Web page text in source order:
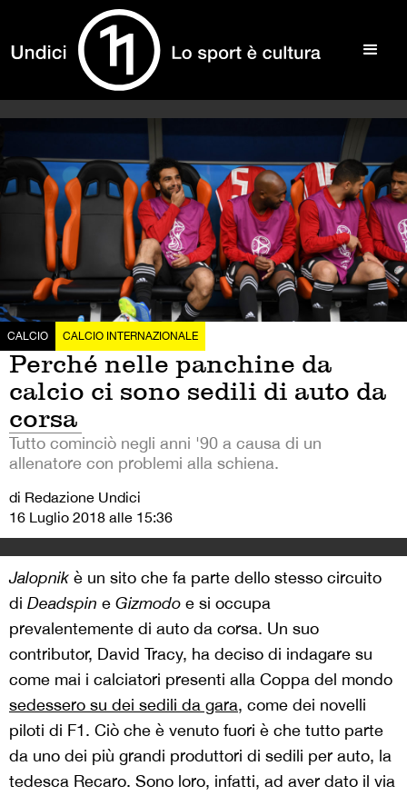
CALCIO CALCIO INTERNAZIONALE
Perché nelle panchine da
calcio ci sono sedili di auto da
corsa
Tutto cominciò negli anni '90 a causa di un
allenatore con problemi alla schiena.
di Redazione Undici
16 Luglio 2018 alle 15:36
Jalopnik è un sito che fa parte dello stesso circuito
di Deadspin e Gizmodo e si occupa
prevalentemente di auto da corsa. Un suo
contributor, David Tracy, ha deciso di indagare su
come mai i calciatori presenti alla Coppa del mondo
sedessero su dei sedili da gara, come dei novelli
piloti di F1. Ciò che è venuto fuori è che tutto parte
da uno dei più grandi produttori di sedili per auto, la
tedesca Recaro. Sono loro, infatti, ad aver dato il via